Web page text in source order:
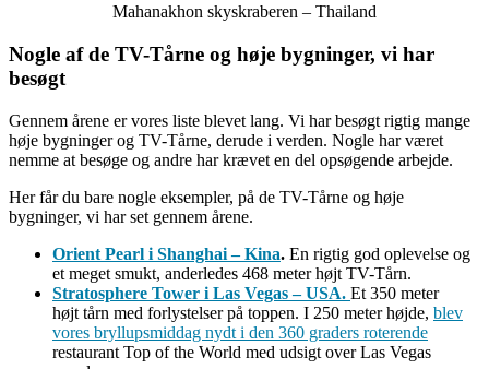
Mahanakhon skyskraberen – Thailand
Nogle af de TV-Tårne og høje bygninger, vi har
besøgt
Gennem årene er vores liste blevet lang. Vi har besøgt rigtig mange
høje bygninger og TV-Tårne, derude i verden. Nogle har været
nemme at besøge og andre har krævet en del opsøgende arbejde.
Her får du bare nogle eksempler, på de TV-Tårne og høje
bygninger, vi har set gennem årene.
Orient Pearl i Shanghai – Kina. En rigtig god oplevelse og
et meget smukt, anderledes 468 meter højt TV-Tårn.
Stratosphere Tower i Las Vegas – USA. Et 350 meter
højt tårn med forlystelser på toppen. I 250 meter højde, blev
vores bryllupsmiddag nydt i den 360 graders roterende
restaurant Top of the World med udsigt over Las Vegas